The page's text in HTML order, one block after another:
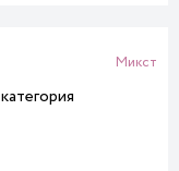
Микст